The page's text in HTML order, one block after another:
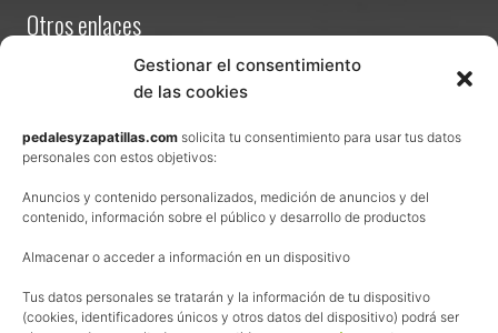
Gestionar el consentimiento
de las cookies
pedalesyzapatillas.com solicita tu consentimiento para usar tus datos
personales con estos objetivos:
Anuncios y contenido personalizados, medición de anuncios y del
contenido, información sobre el público y desarrollo de productos
Almacenar o acceder a información en un dispositivo
Tus datos personales se tratarán y la información de tu dispositivo
(cookies, identificadores únicos y otros datos del dispositivo) podrá ser
Otros enlaces
Términos y condiciones de venta
Política de privacidad
Política de cookies
Afiliación